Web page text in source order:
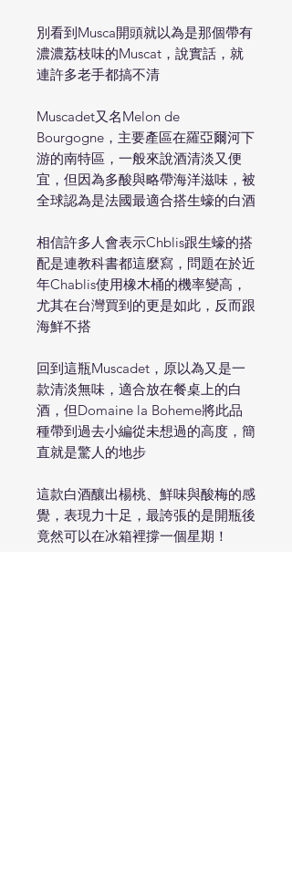
別看到Musca開頭就以為是那個帶有
濃濃荔枝味的Muscat，說實話，就
連許多老手都搞不清
Muscadet又名Melon de
Bourgogne，主要產區在羅亞爾河下
游的南特區，一般來說酒清淡又便
宜，但因為多酸與略帶海洋滋味，被
全球認為是法國最適合搭生蠔的白酒
相信許多人會表示Chblis跟生蠔的搭
配是連教科書都這麼寫，問題在於近
年Chablis使用橡木桶的機率變高，
尤其在台灣買到的更是如此，反而跟
海鮮不搭
回到這瓶Muscadet，原以為又是一
款清淡無味，適合放在餐桌上的白
酒，但Domaine la Boheme將此品
種帶到過去小編從未想過的高度，簡
直就是驚人的地步
這款白酒釀出楊桃、鮮味與酸梅的感
覺，表現力十足，最誇張的是開瓶後
竟然可以在冰箱裡撐一個星期！